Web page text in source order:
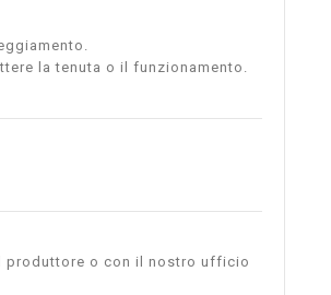
la tenuta o il funzionamento.
produttore o con il nostro ufficio